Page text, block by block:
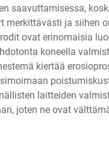
saavuttamisessa,
merkittävästi ja siihen
ovat erinomaisia
koneella
kiertää
laitteiden
joten ne ovat